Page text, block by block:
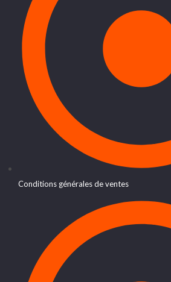
Conditions générales de ventes